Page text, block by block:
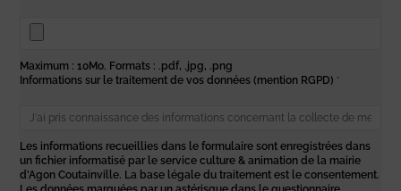
Maximum : 10Mo. Formats : .pdf, .jpg, .png
Informations sur le traitement de vos données (mention RGPD) *
Les informations recueillies dans le formulaire sont enregistrées dans
un fichier informatisé par le service culture & animation de la mairie
d’Agon Coutainville. La base légale du traitement est le consentement.